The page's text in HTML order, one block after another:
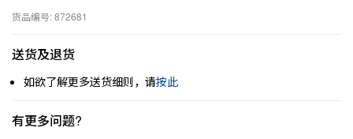
货品编号: 872681
送货及退货
如欲了解更多送货细则，请按此
有更多问题?